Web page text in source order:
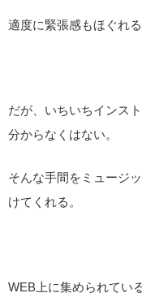
適度に緊張感もほぐれる
だが、いちいちインス
分からなくはない。
そんな手間をミュージ
けてくれる。
WEB上に集められてい